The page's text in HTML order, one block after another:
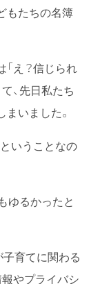
もたちの名簿
え？信じられ
、先日私たち
いました。
ということなの
ゆるかったと
育てに関わる
やプライバシ